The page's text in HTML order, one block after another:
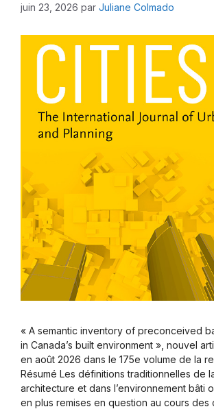
juin 23, 2026 par Juliane Colmado
« A semantic inventory of preconceived
in Canada’s built environment », nouvel
en août 2026 dans le 175e volume de la
Résumé Les définitions traditionnelles de
architecture et dans l’environnement bâti
en plus remises en question au cours des